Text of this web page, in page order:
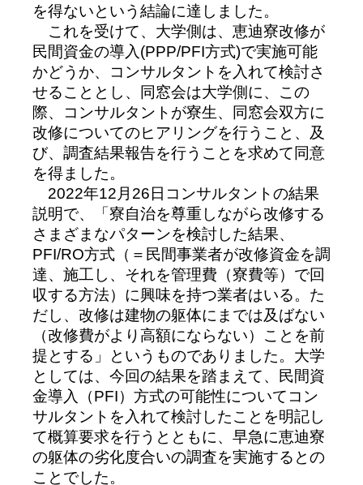
を得ないという結論に達しました。
これを受けて、大学側は、恵迪寮改修が
民間資金の導入(PPP/PFI方式)で実施可能
かどうか、コンサルタントを入れて検討さ
せることとし、同窓会は大学側に、この
際、コンサルタントが寮生、同窓会双方に
改修についてのヒアリングを行うこと、及
び、調査結果報告を行うことを求めて同意
を得ました。
2022年12月26日コンサルタントの結果
説明で、「寮自治を尊重しながら改修する
さまざまなパターンを検討した結果、
PFI/RO方式（＝民間事業者が改修資金を調
達、施工し、それを管理費（寮費等）で回
収する方法）に興味を持つ業者はいる。た
だし、改修は建物の躯体にまでは及ばない
（改修費がより高額にならない）ことを前
提とする」というものでありました。大学
としては、今回の結果を踏まえて、民間資
金導入（PFI）方式の可能性についてコン
サルタントを入れて検討したことを明記し
て概算要求を行うとともに、早急に恵迪寮
の躯体の劣化度合いの調査を実施するとの
ことでした。